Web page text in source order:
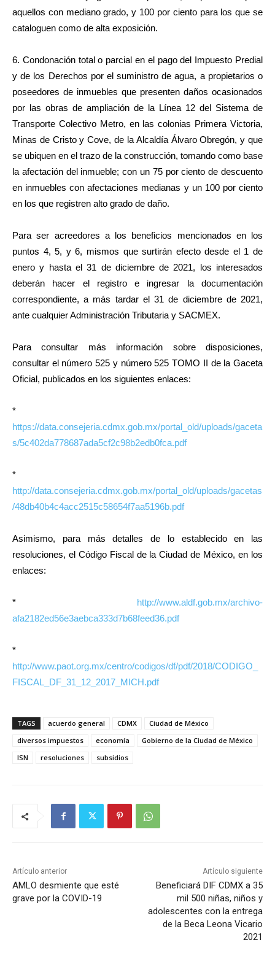
aquellos con mediano grado, y 100 por ciento para los que se
cataloguen como de alta exposición.
6. Condonación total o parcial en el pago del Impuesto Predial
y de los Derechos por el suministro de agua, a propietarios o
poseedores de inmuebles que presenten daños ocasionados
por las obras de ampliación de la Línea 12 del Sistema de
Transporte Colectivo Metro, en las colonias Primera Victoria,
Minas de Cristo y Cove, de la Alcaldía Álvaro Obregón, y que
se ubiquen en el trazo de la construcción, tomando como base
la afectación del inmueble; con un 75 por ciento de descuento
en inmuebles con afectaciones medianas y un 100 por ciento
en los que registren alto grado de daño.
Para ser acreedores a los beneficios mencionados en los
puntos 4, 5, y 6, mismos que surtirán efecto desde el 1 de
enero y hasta el 31 de diciembre de 2021, los interesados
deberán hacer el registro e ingresar la documentación
correspondiente, a más tardar el 31 de diciembre de 2021,
ante cualquier Administración Tributaria y SACMEX.
Para consultar más información sobre disposiciones,
consultar el número 525 y número 525 TOMO II de la Gaceta
Oficial, publicados en los siguientes enlaces:
*
https://data.consejeria.cdmx.gob.mx/portal_old/uploads/gaceta
s/5c402da778687ada5cf2c98b2edb0fca.pdf
*
http://data.consejeria.cdmx.gob.mx/portal_old/uploads/gacetas
/48db40b4c4acc2515c58654f7aa5196b.pdf
Asimismo, para más detalles de lo establecido en las
resoluciones, el Código Fiscal de la Ciudad de México, en los
enlaces:
* http://www.aldf.gob.mx/archivo-
afa2182ed56e3aebca333d7b68feed36.pdf
*
http://www.paot.org.mx/centro/codigos/df/pdf/2018/CODIGO_
FISCAL_DF_31_12_2017_MICH.pdf
TAGS acuerdo general CDMX
Ciudad de México
diversos impuestos
economía
Gobierno de la Ciudad de México
ISN
resoluciones subsidios
Artículo anterior
AMLO desmiente que esté
grave por la COVID-19
Artículo siguiente
Beneficiará DIF CDMX a 35
mil 500 niñas, niños y
adolescentes con la entrega
de la Beca Leona Vicario
2021